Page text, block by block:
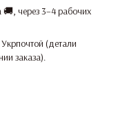
через 3–4 рабочих
(детали
заказа).